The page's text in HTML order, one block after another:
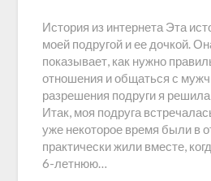
История из интернета Эта
моей подругой и ее дочкой.
показывает, как нужно
отношения и общаться с
разрешения подруги я
Итак, моя подруга
уже некоторое время были в
практически жили вместе,
6-летнюю…